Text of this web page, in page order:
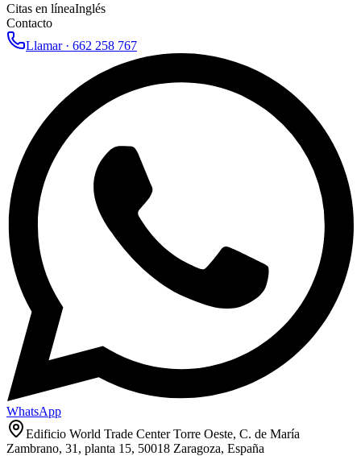
Citas en líneaInglés
Contacto
Llamar · 662 258 767
WhatsApp
Edificio World Trade Center Torre Oeste, C. de María
Zambrano, 31, planta 15, 50018 Zaragoza, España